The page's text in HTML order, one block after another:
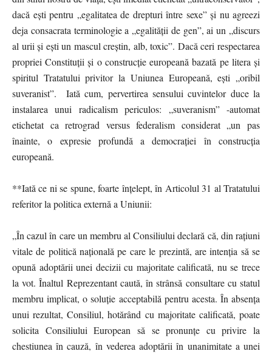
dacă ești pentru „egalitatea de drepturi între sexe” și nu agreezi
deja consacrata terminologie a „egalității de gen”, ai un „discurs
al urii și ești un mascul creștin, alb, toxic”. Dacă ceri respectarea
propriei Constituții și o construcție europeană bazată pe litera și
spiritul Tratatului privitor la Uniunea Europeană, ești „oribil
suveranist”. Iată cum, pervertirea sensului cuvintelor duce la
instalarea unui radicalism periculos: „suveranism” -automat
etichetat ca retrograd versus federalism considerat „un pas
înainte, o expresie profundă a democrației în construcția
europeană.
**Iată ce ni se spune, foarte înțelept, în Articolul 31 al Tratatului
referitor la politica externă a Uniunii:
„În cazul în care un membru al Consiliului declară că, din rațiuni
vitale de politică națională pe care le prezintă, are intenția să se
opună adoptării unei decizii cu majoritate calificată, nu se trece
la vot. Înaltul Reprezentant caută, în strânsă consultare cu statul
membru implicat, o soluție acceptabilă pentru acesta. În absența
unui rezultat, Consiliul, hotărând cu majoritate calificată, poate
solicita Consiliului European să se pronunțe cu privire la
chestiunea în cauză, în vederea adoptării în unanimitate a unei